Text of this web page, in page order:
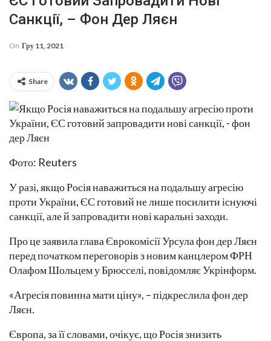
Санкції, – Фон Дер Ляєн
On Гру 11, 2021
Share
Фото: Reuters
У разі, якщо Росія наважиться на подальшу агресію
проти України, ЄС готовий не лише посилити існуючі
санкції, але й запровадити нові каральні заходи.
Про це заявила глава Єврокомісії Урсула фон дер Ляєн
перед початком переговорів з новим канцлером ФРН
Олафом Шольцем у Брюсселі, повідомляє Укрінформ.
«Агресія повинна мати ціну», – підкреслила фон дер
Ляєн.
Європа, за її словами, очікує, що Росія знизить